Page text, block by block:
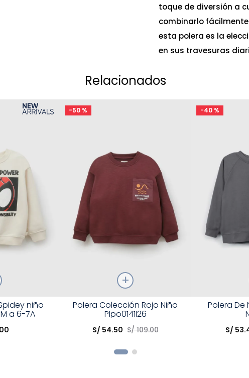
toque de diversión a
combinarlo
esta polera es la
en sus travesuras
Relacionados
niño
a 6-7A
00
-50 %
Talla
Elige una opción
Polera Colección Rojo Niño
Plpo0141I26
S/ 54.50 S/ 109.00
-40 %
Talla
Elige una
Polera De
S/ 53.